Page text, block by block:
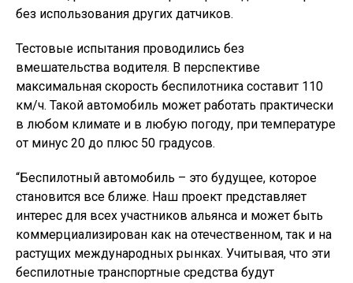
без использования других датчиков.
Тестовые испытания проводились без
вмешательства водителя. В перспективе
максимальная скорость беспилотника составит 110
км/ч. Такой автомобиль может работать практически
в любом климате и в любую погоду, при температуре
от минус 20 до плюс 50 градусов.
“Беспилотный автомобиль – это будущее, которое
становится все ближе. Наш проект представляет
интерес для всех участников альянса и может быть
коммерциализирован как на отечественном, так и на
растущих международных рынках. Учитывая, что эти
беспилотные транспортные средства будут